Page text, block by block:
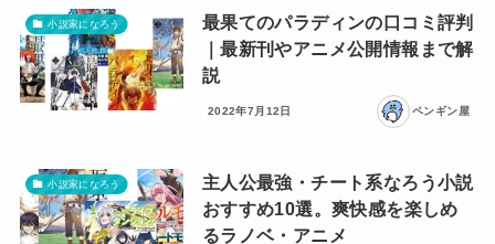
小説家になろう
最果てのパラディンの口コミ評判
｜最新刊やアニメ公開情報まで解
説
2022年7月12日 ペンギン屋
小説家になろう
主人公最強・チート系なろう小説
おすすめ10選。爽快感を楽しめ
るラノベ・アニメ